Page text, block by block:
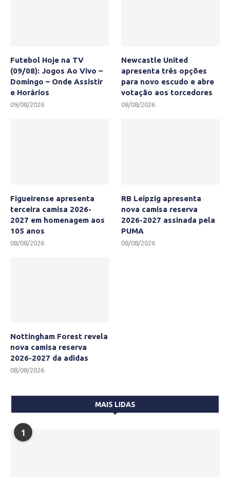
Futebol Hoje na TV
(09/08): Jogos Ao Vivo –
Domingo – Onde Assistir
e Horários
09/08/2026
Newcastle United
apresenta três opções
para novo escudo e abre
votação aos torcedores
08/08/2026
Figueirense apresenta
terceira camisa 2026-
2027 em homenagem aos
105 anos
08/08/2026
RB Leipzig apresenta
nova camisa reserva
2026-2027 assinada pela
PUMA
08/08/2026
Nottingham Forest revela
nova camisa reserva
2026-2027 da adidas
08/08/2026
MAIS LIDAS
1